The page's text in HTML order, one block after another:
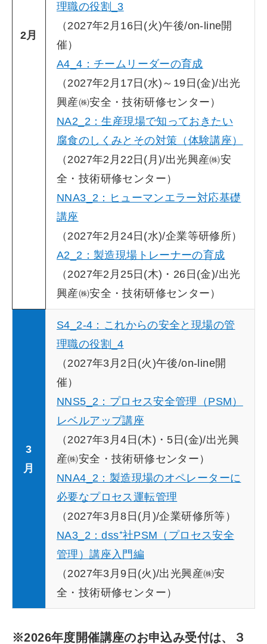
2月
理職の役割_3
（2027年2月16日(火)午後/on-line開
催）
A4_4：チームリーダーの育成
（2027年2月17日(水)～19日(金)/出光
興産㈱安全・技術研修センター）
NA2_2：生産現場で知っておきたい
腐食のしくみとその対策（体験講座）
（2027年2月22日(月)/出光興産㈱安
全・技術研修センター）
NNA3_2：ヒューマンエラー対応基礎
講座
（2027年2月24日(水)/企業等研修所）
A2_2：製造現場トレーナーの育成
（2027年2月25日(木)・26日(金)/出光
興産㈱安全・技術研修センター）
3
月
S4_2-4：これからの安全と現場の管
理職の役割_4
（2027年3月2日(火)午後/on-line開
催）
NNS5_2：プロセス安全管理（PSM）
レベルアップ講座
（2027年3月4日(木)・5日(金)/出光興
産㈱安全・技術研修センター）
NNA4_2：製造現場のオペレーターに
必要なプロセス運転管理
（2027年3月8日(月)/企業研修所等）
NA3_2：dss⁺社PSM（プロセス安全
管理）講座入門編
（2027年3月9日(火)/出光興産㈱安
全・技術研修センター）
※2026年度開催講座のお申込み受付は、３